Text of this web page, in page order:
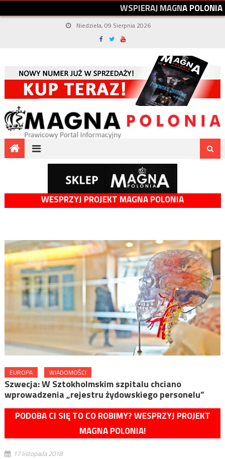
WSPIERAJMAGNAPOLONIA
Niedziela, 09 Sierpnia 2026
WESPRZYJ PROJEKT MAGNA POLONIA
EUROPA WIADOMOŚCI
Szwecja: W Sztokholmskim szpitalu chciano
wprowadzenia „rejestru żydowskiego personelu”
PODOBA CI SIĘ TO CO ROBIMY? WESPRZYJ PROJEKT
MAGNA POLONIA!
17 listopada 2018